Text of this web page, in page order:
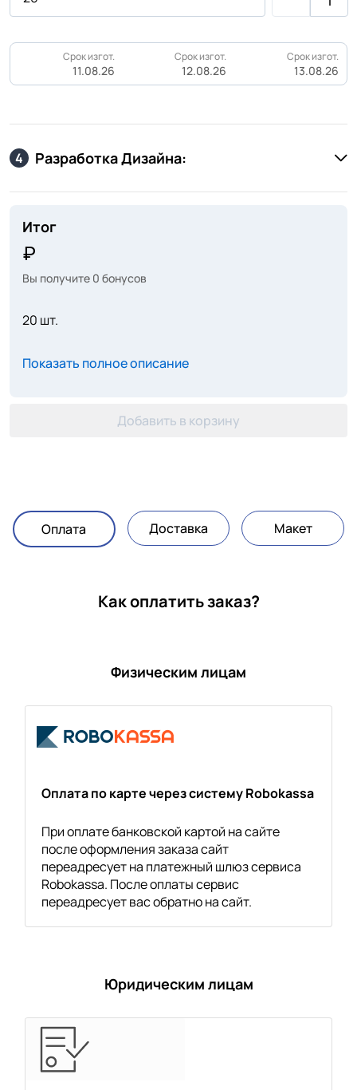
Срок изгот.
11.08.26
Срок изгот.
12.08.26
Срок изгот.
13.08.26
4 Разработка Дизайна:
Итог
Вы получите 0 бонусов
20 шт.
Показать полное описание
Добавить в корзину
Оплата Доставка Макет
Как оплатить заказ?
Физическим лицам
Оплата по карте через систему Robokassa
При оплате банковской картой на сайте
после оформления заказа сайт
переадресует на платежный шлюз сервиса
Robokassa. После оплаты сервис
переадресует вас обратно на сайт.
Юридическим лицам